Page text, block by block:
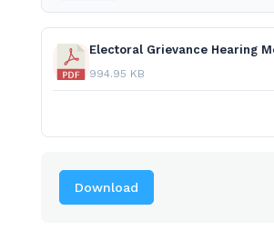
994.95 KB
Download